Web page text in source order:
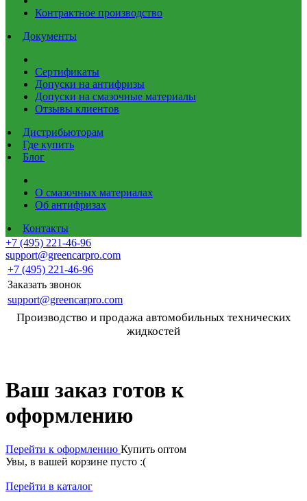
Контрактное производство
Документы
Сертификаты
Допуски на антифризы
Допуски на смазочные материалы
Отзывы клиентов
Дистрибьюторам
Где купить
Блог
О смазочных материалах
Об антифризах
Контакты
+7 (495) 221-46-96
support@greencarpro.com
+7 (495) 221-46-96
Заказать звонок
support@greencarpro.com
Производство и продажа автомобильных технических
жидкостей
Ваш заказ готов к
оформлению
Перейти к оформлению Купить оптом
Увы, в вашей корзине пусто :(
Перейти в каталог